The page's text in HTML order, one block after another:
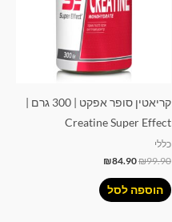
קריאטין סופר אפקט | 300 גרם |
Creatine Super Effect
כללי
₪99.90
₪84.90
הוספה לסל